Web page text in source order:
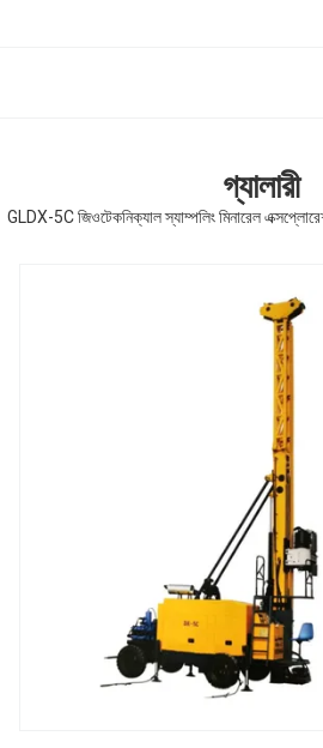
গ্যালারী
GLDX-5C জিওটেকনিক্যাল স্যাম্পলিং মিনারেল